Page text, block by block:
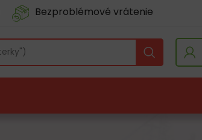
Bezproblémové vrátenie